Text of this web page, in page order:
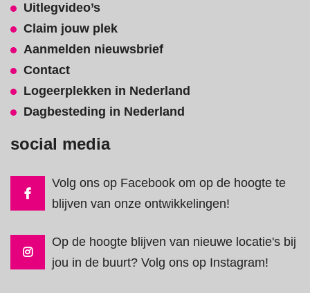
Uitlegvideo’s
Claim jouw plek
Aanmelden nieuwsbrief
Contact
Logeerplekken in Nederland
Dagbesteding in Nederland
social media
Volg ons op Facebook om op de hoogte te
blijven van onze ontwikkelingen!
Op de hoogte blijven van nieuwe locatie's bij
jou in de buurt? Volg ons op Instagram!